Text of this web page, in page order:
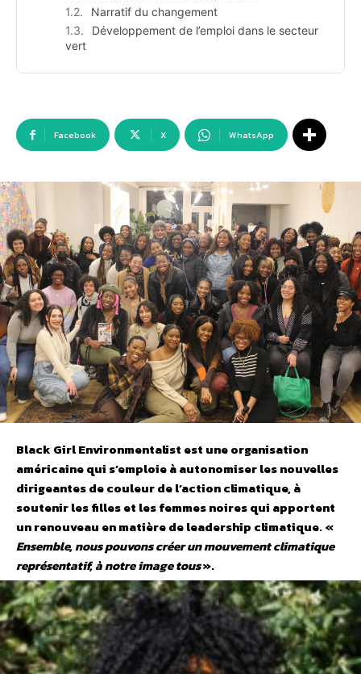
Narratif du changement
Développement de l’emploi dans le secteur
vert
Facebook X WhatsApp
Black Girl Environmentalist est une organisation
américaine qui s’emploie à autonomiser les nouvelles
dirigeantes de couleur de l’action climatique, à
soutenir les filles et les femmes noires qui apportent
un renouveau en matière de leadership climatique. «
Ensemble, nous pouvons créer un mouvement climatique
représentatif, à notre image tous».